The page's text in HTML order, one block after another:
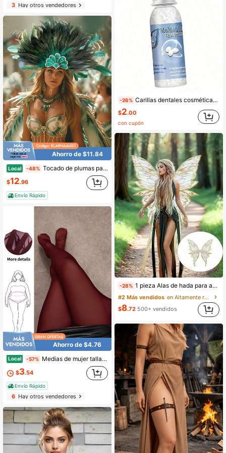
3Hay otros vendedores
Ahorro de $11.84
Local -48% Tocado de plumas para mujer, tocado de carnaval, tocado de corista, tocado de plumas con purpurina para Halloween
$12.96
Envío Rápido
Ahorro de $4.76
Local -57% Medias de mujer talla grande de unicolor, sexys, transparentes y de alta elasticidad, para Body con forma de manzana redondeada
$3.54
Envío Rápido
6Hay otros vendedores
-26% Carillas dentales cosméticas no médicas ajustables DIY - Se ajustan perfectamente y se ven realistas, cómodas de usar, realzan naturalmente tu sonrisa, adecuadas para hombres y mujeres, perfectas para uso diario y ocasiones especiales, un regalo ideal para la salud oral y la confianza, una solución dental asequible
$2.00
con cupón
-28% 1 pieza Alas de hada para adultos y niñas, alas de mariposa de organza - Ideales para cosplay, fiestas, disponibles en 8 colores
#2 Más vendidos
en Altamente recomprado Accesorios de vestir
$8.72 500+ vendidos